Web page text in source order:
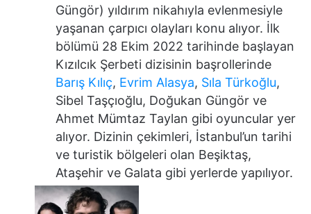
Güngör) yıldırım nikahıyla evlenmesiyle
yaşanan çarpıcı olayları konu alıyor. İlk
bölümü 28 Ekim 2022 tarihinde başlayan
Kızılcık Şerbeti dizisinin başrollerinde
Barış Kılıç, Evrim Alasya, Sıla Türkoğlu,
Sibel Taşçıoğlu, Doğukan Güngör ve
Ahmet Mümtaz Taylan gibi oyuncular yer
alıyor. Dizinin çekimleri, İstanbul’un tarihi
ve turistik bölgeleri olan Beşiktaş,
Ataşehir ve Galata gibi yerlerde yapılıyor.